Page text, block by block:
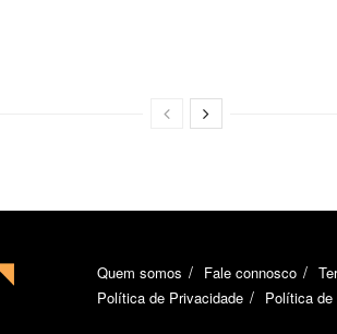
Quem somos Fale connosco
Política de Privacidade
Política de